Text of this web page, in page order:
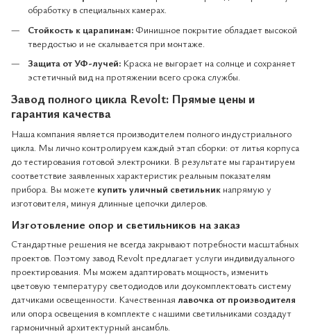
обработку в специальных камерах.
Стойкость к царапинам: Финишное покрытие обладает высокой
твердостью и не скалывается при монтаже.
Защита от УФ-лучей: Краска не выгорает на солнце и сохраняет
эстетичный вид на протяжении всего срока службы.
Завод полного цикла Revolt: Прямые цены и
гарантия качества
Наша компания является производителем полного индустриального
цикла. Мы лично контролируем каждый этап сборки: от литья корпуса
до тестирования готовой электроники. В результате мы гарантируем
соответствие заявленных характеристик реальным показателям
прибора. Вы можете купить уличный светильник напрямую у
изготовителя, минуя длинные цепочки дилеров.
Изготовление опор и светильников на заказ
Стандартные решения не всегда закрывают потребности масштабных
проектов. Поэтому завод Revolt предлагает услуги индивидуального
проектирования. Мы можем адаптировать мощность, изменить
цветовую температуру светодиодов или доукомплектовать систему
датчиками освещенности. Качественная лавочка от производителя
или опора освещения в комплекте с нашими светильниками создадут
гармоничный архитектурный ансамбль.